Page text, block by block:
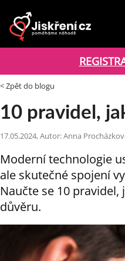
< Zpět do blogu
10 pravidel,
17.05.2024, Autor: Anna
Moderní technologie
ale skutečné spojení
Naučte se 10
důvěru.